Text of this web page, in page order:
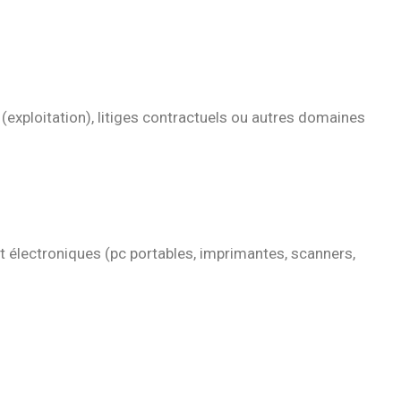
litiges contractuels ou autres domaines
(pc portables, imprimantes, scanners,